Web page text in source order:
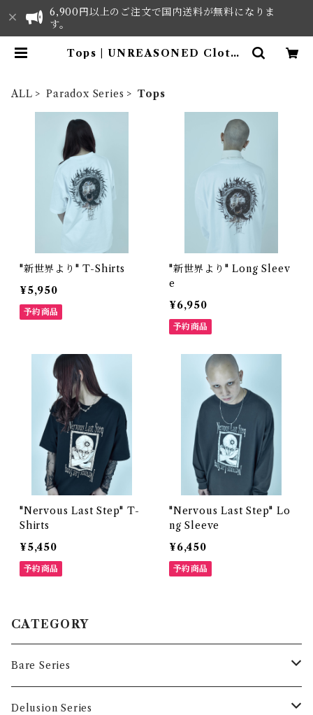
6,900円以上のご注文で国内送料が無料になりま
す。
Tops | UNREASONED Clothe
ALL Paradox Series Tops
"新世界より" T-Shirts
¥5,950
予約商品
"新世界より" Long Sleev
e
¥6,950
予約商品
"Nervous Last Step" T-
Shirts
¥5,450
予約商品
"Nervous Last Step" Lo
ng Sleeve
¥6,450
予約商品
CATEGORY
Bare Series
Tops
Delusion Series